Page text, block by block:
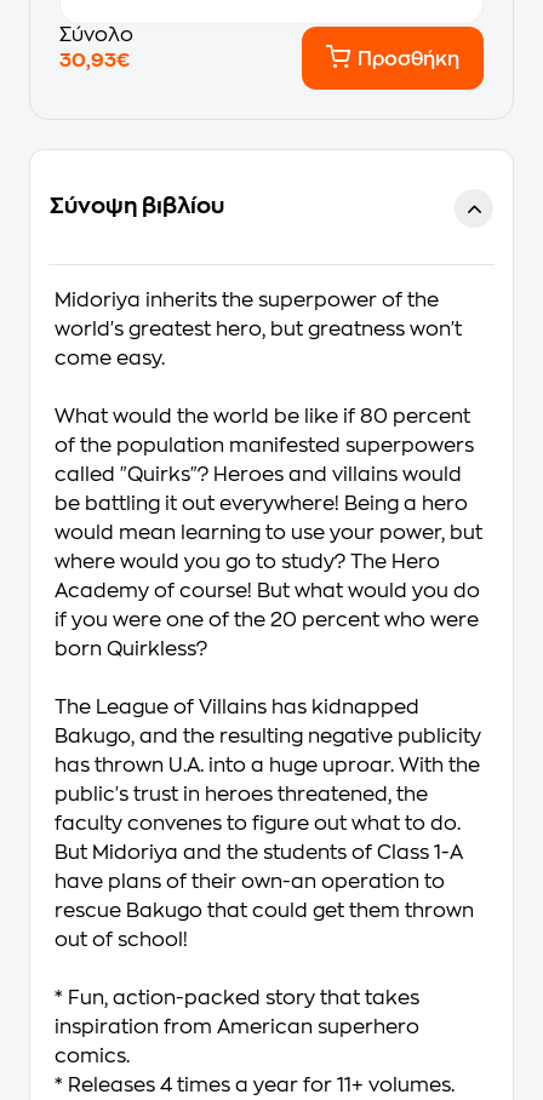
Σύνολο
30,93€
Προσθήκη
Σύνοψη βιβλίου
Midoriya inherits the superpower of the
world's greatest hero, but greatness won't
come easy.
What would the world be like if 80 percent
of the population manifested superpowers
called "Quirks"? Heroes and villains would
be battling it out everywhere! Being a hero
would mean learning to use your power, but
where would you go to study? The Hero
Academy of course! But what would you do
if you were one of the 20 percent who were
born Quirkless?
The League of Villains has kidnapped
Bakugo, and the resulting negative publicity
has thrown U.A. into a huge uproar. With the
public's trust in heroes threatened, the
faculty convenes to figure out what to do.
But Midoriya and the students of Class 1-A
have plans of their own-an operation to
rescue Bakugo that could get them thrown
out of school!
* Fun, action-packed story that takes
inspiration from American superhero
comics.
* Releases 4 times a year for 11+ volumes.